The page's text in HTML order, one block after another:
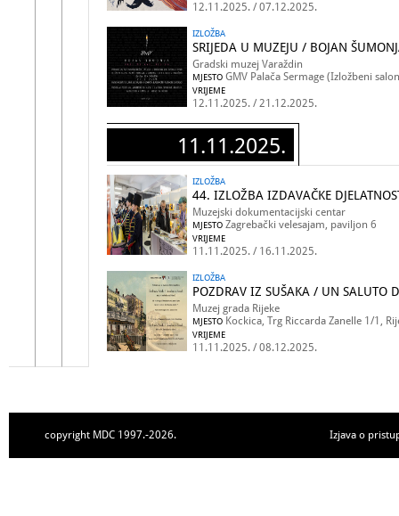
12.11.2025. / 07.12.2025.
IZLOŽBA
SRIJEDA U MUZEJU / BOJAN
Gradski muzej Varaždin
MJESTO GMV Palača Sermage (Izložbeni
VRIJEME
12.11.2025. / 21.12.2025.
11.11.2025.
IZLOŽBA
44. IZLOŽBA IZDAVAČKE
Muzejski dokumentacijski centar
MJESTO Zagrebački velesajam, paviljon 6
VRIJEME
11.11.2025. / 16.11.2025.
IZLOŽBA
POZDRAV IZ SUŠAKA / UN SALUTO
Muzej grada Rijeke
MJESTO Kockica, Trg Riccarda Zanelle 1/1,
VRIJEME
11.11.2025. / 08.12.2025.
copyright MDC 1997.-2026. Izjava o